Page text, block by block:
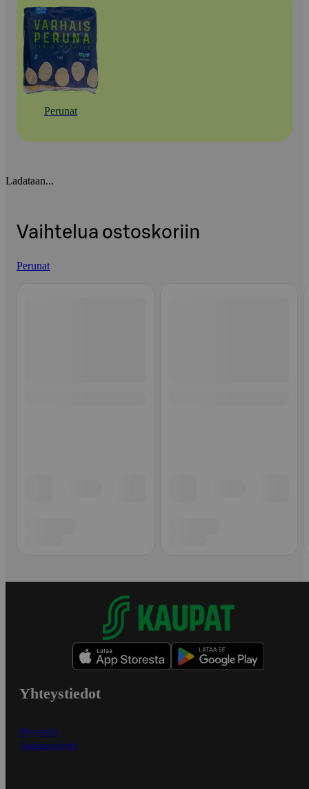
Perunat
Ladataan...
Vaihtelua ostoskoriin
Perunat
Yhteystiedot
Myymälät
Asiakaspalvelu